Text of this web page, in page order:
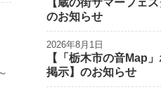
【蔵の街サマーフェス
のお知らせ
2026年8月1日
【「栃木市の音Map
掲示】のお知らせ